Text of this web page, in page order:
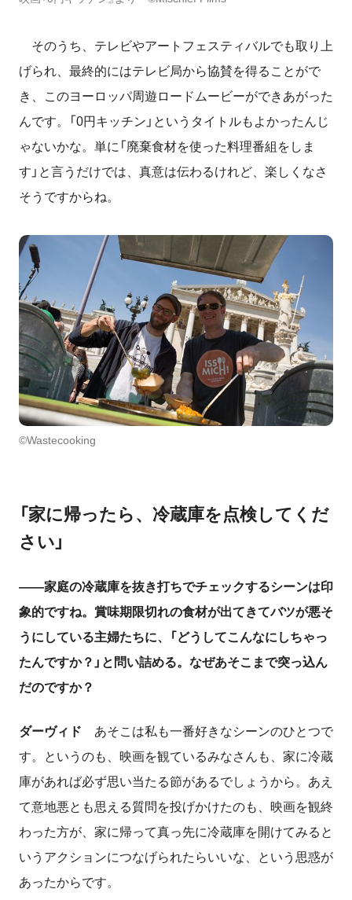
そのうち、テレビやアートフェスティバルでも取り上
げられ、最終的にはテレビ局から協賛を得ることがで
き、このヨーロッパ周遊ロードムービーができあがった
んです。「0円キッチン」というタイトルもよかったんじ
ゃないかな。単に「廃棄食材を使った料理番組をしま
す」と言うだけでは、真意は伝わるけれど、楽しくなさ
そうですからね。
©Wastecooking
「家に帰ったら、冷蔵庫を点検してくだ
さい」
――家庭の冷蔵庫を抜き打ちでチェックするシーンは印
象的ですね。賞味期限切れの食材が出てきてバツが悪そ
うにしている主婦たちに、「どうしてこんなにしちゃっ
たんですか？」と問い詰める。なぜあそこまで突っ込ん
だのですか？
ダーヴィド あそこは私も一番好きなシーンのひとつで
す。というのも、映画を観ているみなさんも、家に冷蔵
庫があれば必ず思い当たる節があるでしょうから。あえ
て意地悪とも思える質問を投げかけたのも、映画を観終
わった方が、家に帰って真っ先に冷蔵庫を開けてみると
いうアクションにつなげられたらいいな、という思惑が
あったからです。